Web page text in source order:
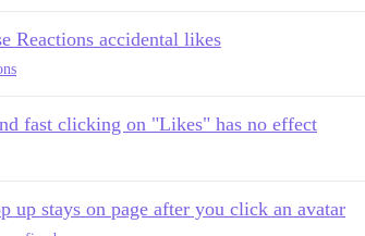
Reactions accidental likes
fast clicking on "Likes" has no effect
up stays on page after you click an avatar